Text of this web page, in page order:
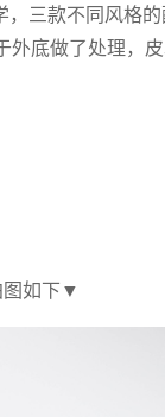
三款不同风格
外底做了处理，
图如下▼